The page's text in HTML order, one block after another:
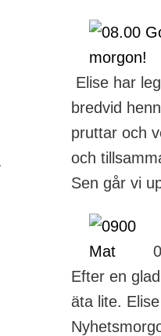
Elise har
bredvid
pruttar och
och
Sen går vi
Efter en
äta lite.